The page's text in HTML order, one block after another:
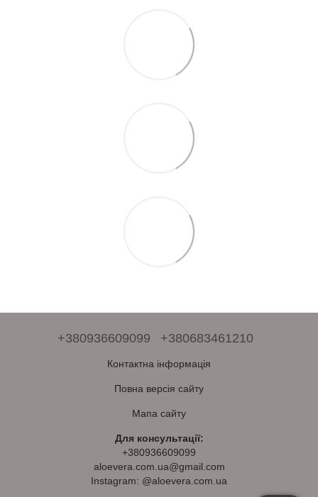
+380936609099 +380683461210
Контактна інформація
Повна версія сайту
Мапа сайту
Для консультації:
+380936609099
aloevera.com.ua@gmail.com
Instagram: @aloevera.com.ua